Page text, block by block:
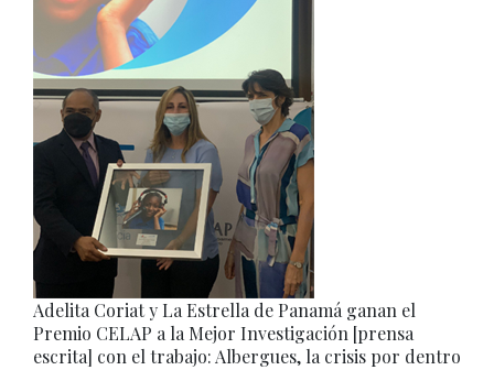
Adelita Coriat y La Estrella de Panamá ganan el
Premio CELAP a la Mejor Investigación [prensa
escrita] con el trabajo: Albergues, la crisis por dentro